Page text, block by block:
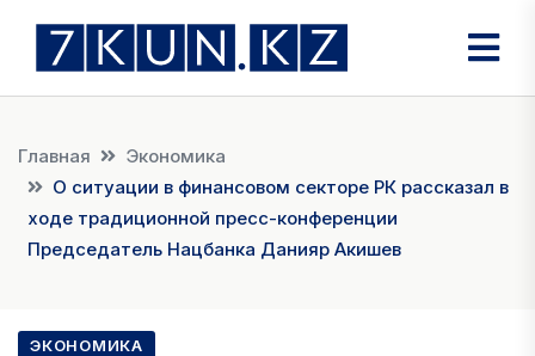
Главная
Экономика
О ситуации в финансовом секторе РК рассказал в
ходе традиционной пресс-конференции
Председатель Нацбанка Данияр Акишев
ЭКОНОМИКА